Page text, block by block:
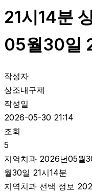
21시14분
05월30일
작성자
상조내구제
작성일
2026-05-30 21:14
조회
5
지역치과 2026년05월
월30일 21시14분
지역치과 선택 정보